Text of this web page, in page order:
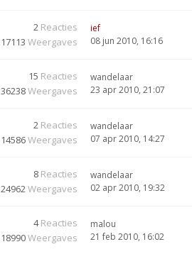
2 Reacties
17113 Weergaves
ief
08 jun 2010, 16:16
15 Reacties
36238Weergaves
wandelaar
23 apr 2010, 21:07
2 Reacties
14586Weergaves
wandelaar
07 apr 2010, 14:27
8 Reacties
24962Weergaves
wandelaar
02 apr 2010, 19:32
4Reacties
18990Weergaves
malou
21 feb 2010, 16:02